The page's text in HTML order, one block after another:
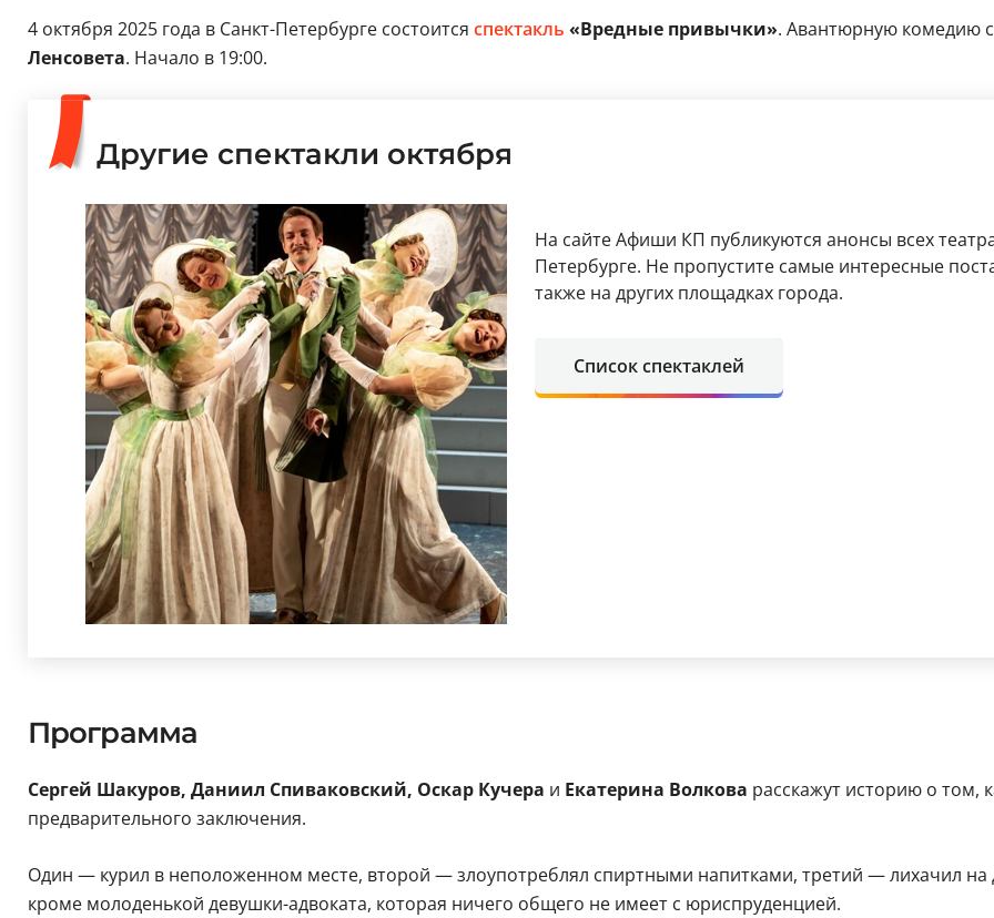
4 октября 2025 года в Санкт-Петербурге состоится спектакль «Вредные привычки». Авантюрную комедию
Ленсовета. Начало в 19:00.
Другие спектакли октября
На сайте Афиши КП публикуются анонсы всех
Петербурге. Не пропустите самые интересные
также на других площадках города.
Список спектаклей
Программа
Сергей Шакуров, Даниил Спиваковский, Оскар Кучера и Екатерина Волкова расскажут историю о том,
предварительного заключения.
Один — курил в неположенном месте, второй — злоупотреблял спиртными напитками, третий — лихачил
кроме молоденькой девушки-адвоката, которая ничего общего не имеет с юриспруденцией.